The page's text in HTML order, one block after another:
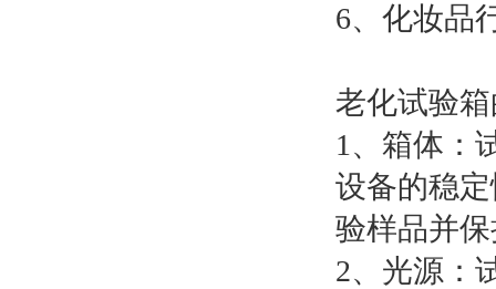
6、化妆品
老化试验
1、箱体：
设备的稳
验样品并
2、光源：